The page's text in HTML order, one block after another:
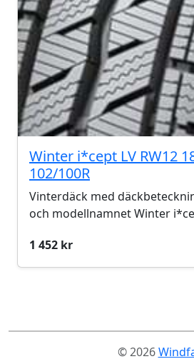
Winter i*cept LV RW12
102/100R
Vinterdäck med
och modellnamnet Winter
1 452 kr
© 2026